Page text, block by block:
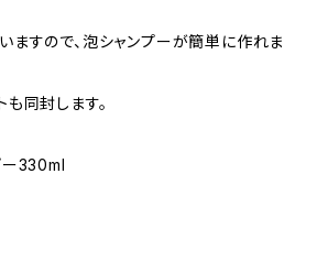
ますので、泡シャンプーが簡単に作れま
同封します。
ー330ml